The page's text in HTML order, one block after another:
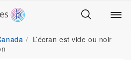
L’écran est vide ou noir